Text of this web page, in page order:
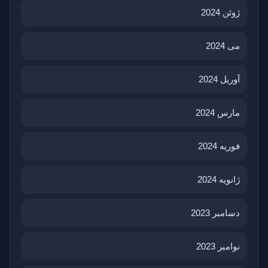
ژوئن 2024
می 2024
آوریل 2024
مارس 2024
فوریه 2024
ژانویه 2024
دسامبر 2023
نوامبر 2023